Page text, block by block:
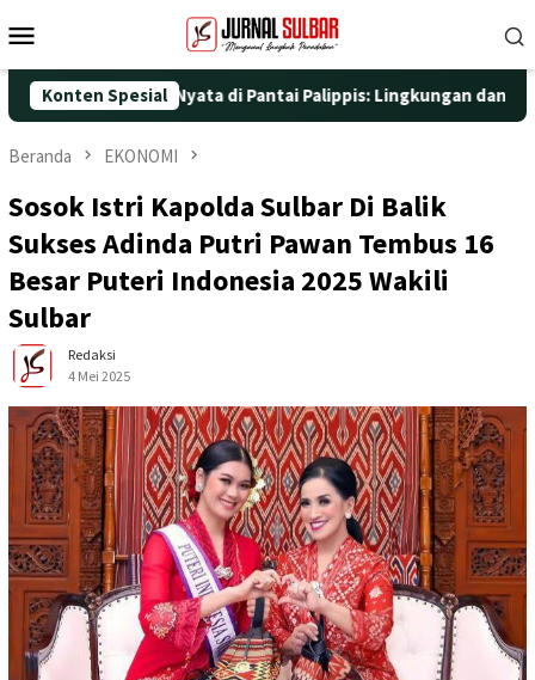
ke
Mobile
Konten Spesial
dengan Aksi Nyata di Pantai Palippis: Lingkungan dan
Beranda EKONOMI
Sosok Istri Kapolda Sulbar Di Balik
Sukses Adinda Putri Pawan Tembus 16
Besar Puteri Indonesia 2025 Wakili
Sulbar
Redaksi
4 Mei 2025